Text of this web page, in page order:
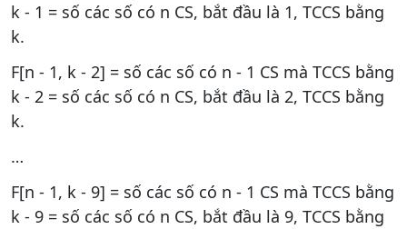
k - 1 = số các số có n CS, bắt đầu là 1, TCCS bằng
k.
F[n - 1, k - 2] = số các số có n - 1 CS mà TCCS bằng
k - 2 = số các số có n CS, bắt đầu là 2, TCCS bằng
k.
…
F[n - 1, k - 9] = số các số có n - 1 CS mà TCCS bằng
k - 9 = số các số có n CS, bắt đầu là 9, TCCS bằng